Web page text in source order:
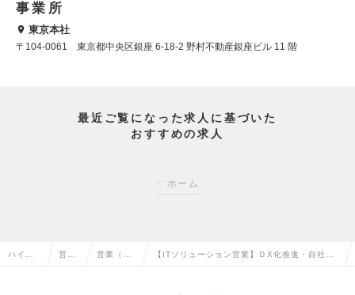
事業所
東京本社
〒104-0061 東京都中央区銀座 6-18-2 野村不動産銀座ビル 11 階
最近ご覧になった求人に基づいた
おすすめの求人
ホーム
ハイク 営業 営業（法 【ITソリューション営業】ＤX化推進・自社プ